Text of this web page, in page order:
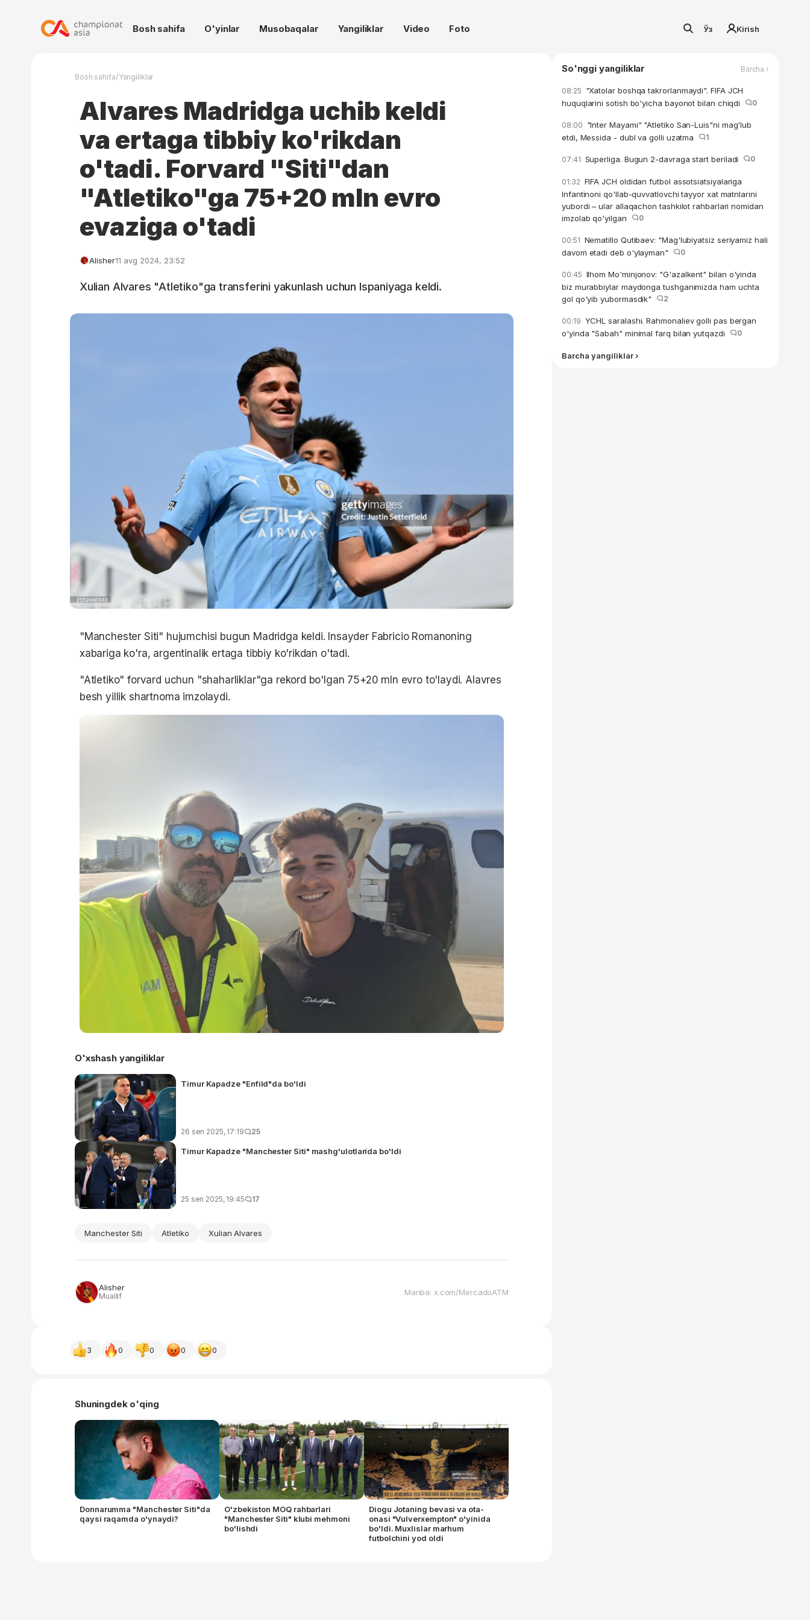
Bosh sahifa O'yinlar Musobaqalar Yangiliklar Video Foto Ўз Kirish
Bosh sahifa/Yangiliklar
Alvares Madridga uchib keldi
va ertaga tibbiy ko'rikdan
o'tadi. Forvard "Siti"dan
"Atletiko"ga 75+20 mln evro
evaziga o'tadi
Alisher11 avg 2024, 23:52
Xulian Alvares "Atletiko"ga transferini yakunlash uchun Ispaniyaga keldi.
"Manchester Siti" hujumchisi bugun Madridga keldi. Insayder Fabricio Romanoning
xabariga ko'ra, argentinalik ertaga tibbiy ko'rikdan o'tadi.
"Atletiko" forvard uchun "shaharliklar"ga rekord bo'lgan 75+20 mln evro to'laydi. Alavres
besh yillik shartnoma imzolaydi.
O'xshash yangiliklar
Timur Kapadze "Enfild"da bo'ldi
26 sen 2025, 17:19 25
Timur Kapadze "Manchester Siti" mashg'ulotlarida bo'ldi
25 sen 2025, 19:45 17
Manchester Siti Atletiko Xulian Alvares
Alisher
Muallif Manba: x.com/MercadoATM
3 0 0 0 0
Shuningdek o'qing
Donnarumma "Manchester Siti"da
qaysi raqamda o'ynaydi?
O'zbekiston MOQ rahbarlari
"Manchester Siti" klubi mehmoni
bo'lishdi
Diogu Jotaning bevasi va ota-
onasi "Vulverxempton" o'yinida
bo'ldi. Muxlislar marhum
futbolchini yod oldi
So'nggi yangiliklar Barcha ›
08:25 "Xatolar boshqa takrorlanmaydi". FIFA JCH
huquqlarini sotish bo'yicha bayonot bilan chiqdi
0
08:00 "Inter Mayami" "Atletiko San-Luis"ni mag'lub
etdi, Messida - dubl va golli uzatma
1
07:41 Superliga. Bugun 2-davraga start beriladi 0
01:32 FIFA JCH oldidan futbol assotsiatsiyalariga
Infantinoni qo'llab-quvvatlovchi tayyor xat matnlarini
yubordi – ular allaqachon tashkilot rahbarlari nomidan
imzolab qo'yilgan
0
00:51 Nematillo Qutibaev: "Mag'lubiyatsiz seriyamiz hali
davom etadi deb o'ylayman"
0
00:45 Ilhom Mo'minjonov: "G'azalkent" bilan o'yinda
biz murabbiylar maydonga tushganimizda ham uchta
gol qo'yib yubormasdik"
2
00:19 YCHL saralashi. Rahmonaliev golli pas bergan
o'yinda "Sabah" minimal farq bilan yutqazdi
0
Barcha yangiliklar ›